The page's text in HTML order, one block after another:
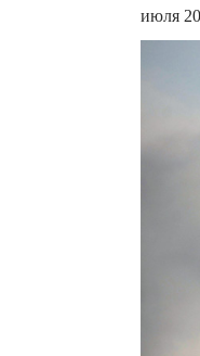
июля